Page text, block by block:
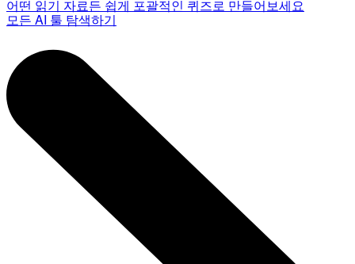
어떤 읽기 자료든 쉽게 포괄적인 퀴즈로 만들어보세요
모든 AI 툴 탐색하기